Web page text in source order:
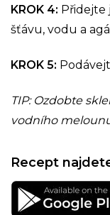
KROK 4: Přidejte
šťávu, vodu a
KROK 5:
TIP: Ozdobte
vodního
Recept